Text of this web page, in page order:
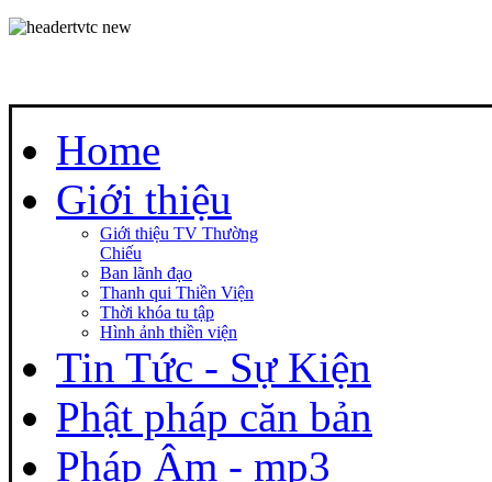
Home
Giới thiệu
Giới thiệu TV Thường
Chiếu
Ban lãnh đạo
Thanh qui Thiền Viện
Thời khóa tu tập
Hình ảnh thiền viện
Tin Tức - Sự Kiện
Phật pháp căn bản
Pháp Âm - mp3